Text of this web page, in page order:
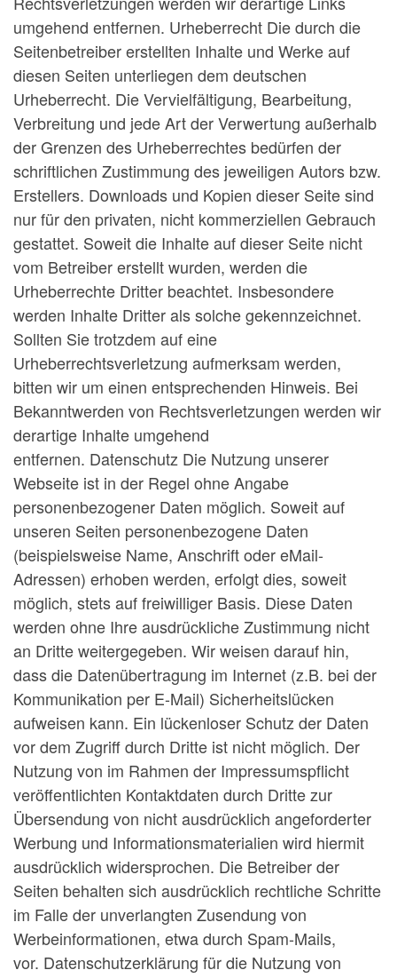
umgehend entfernen. Urheberrecht Die durch die
Seitenbetreiber erstellten Inhalte und Werke auf
diesen Seiten unterliegen dem deutschen
Urheberrecht. Die Vervielfältigung, Bearbeitung,
Verbreitung und jede Art der Verwertung außerhalb
der Grenzen des Urheberrechtes bedürfen der
schriftlichen Zustimmung des jeweiligen Autors bzw.
Erstellers. Downloads und Kopien dieser Seite sind
nur für den privaten, nicht kommerziellen Gebrauch
gestattet. Soweit die Inhalte auf dieser Seite nicht
vom Betreiber erstellt wurden, werden die
Urheberrechte Dritter beachtet. Insbesondere
werden Inhalte Dritter als solche gekennzeichnet.
Sollten Sie trotzdem auf eine
Urheberrechtsverletzung aufmerksam werden,
bitten wir um einen entsprechenden Hinweis. Bei
Bekanntwerden von Rechtsverletzungen werden wir
derartige Inhalte umgehend
entfernen. Datenschutz Die Nutzung unserer
Webseite ist in der Regel ohne Angabe
personenbezogener Daten möglich. Soweit auf
unseren Seiten personenbezogene Daten
(beispielsweise Name, Anschrift oder eMail-
Adressen) erhoben werden, erfolgt dies, soweit
möglich, stets auf freiwilliger Basis. Diese Daten
werden ohne Ihre ausdrückliche Zustimmung nicht
an Dritte weitergegeben. Wir weisen darauf hin,
dass die Datenübertragung im Internet (z.B. bei der
Kommunikation per E-Mail) Sicherheitslücken
aufweisen kann. Ein lückenloser Schutz der Daten
vor dem Zugriff durch Dritte ist nicht möglich. Der
Nutzung von im Rahmen der Impressumspflicht
veröffentlichten Kontaktdaten durch Dritte zur
Übersendung von nicht ausdrücklich angeforderter
Werbung und Informationsmaterialien wird hiermit
ausdrücklich widersprochen. Die Betreiber der
Seiten behalten sich ausdrücklich rechtliche Schritte
im Falle der unverlangten Zusendung von
Werbeinformationen, etwa durch Spam-Mails,
vor. Datenschutzerklärung für die Nutzung von